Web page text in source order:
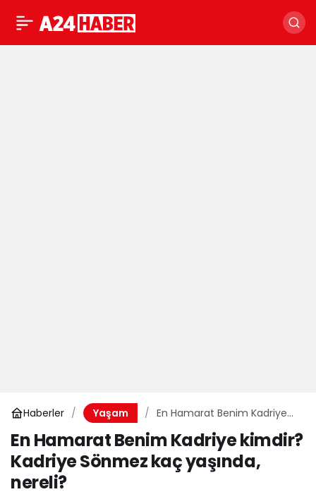
Haberler Yaşam
En Hamarat Benim Kadriye
yaşında, nereli?
En Hamarat Benim Kadriye kimdir?
Kadriye Sönmez kaç yaşında,
nereli?